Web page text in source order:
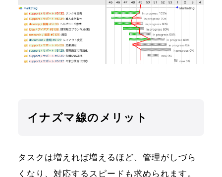
イナズマ線のメリット
タスクは増えれば増えるほど、管理がしづら
くなり、対応するスピードも求められます。